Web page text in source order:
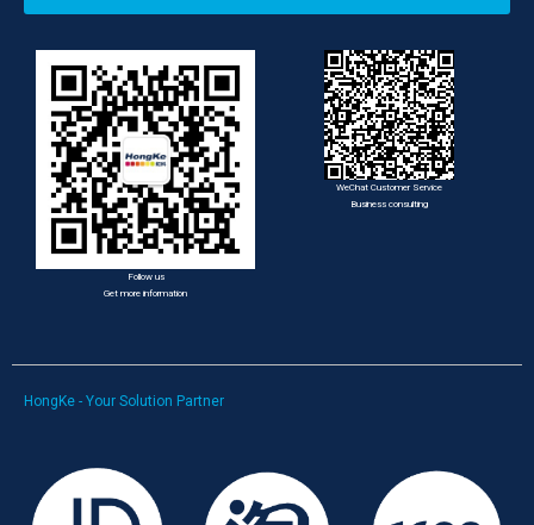
Follow us
Get more information
WeChat Customer Service
Business consulting
HongKe - Your Solution Partner